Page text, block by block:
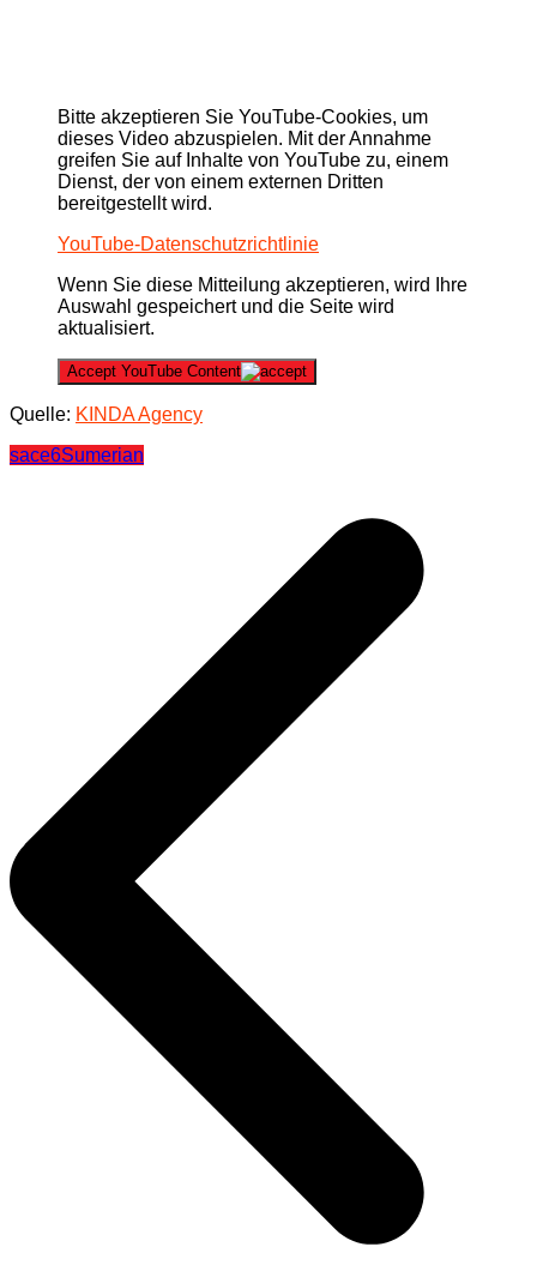
Bitte akzeptieren Sie YouTube-Cookies, um
dieses Video abzuspielen. Mit der Annahme
greifen Sie auf Inhalte von YouTube zu, einem
Dienst, der von einem externen Dritten
bereitgestellt wird.
YouTube-Datenschutzrichtlinie
Wenn Sie diese Mitteilung akzeptieren, wird Ihre
Auswahl gespeichert und die Seite wird
aktualisiert.
Accept YouTube Content
Quelle: KINDA Agency
sace6Sumerian